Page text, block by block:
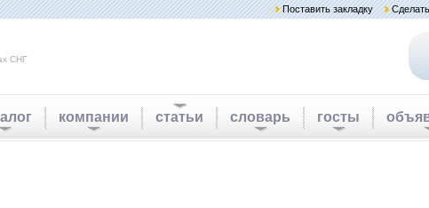
Поставить закладку
СНГ
компании статьи словарь госты